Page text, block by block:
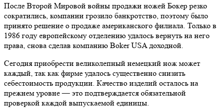
После Второй Мировой войны продажи ножей Бокер резко
сократились, компании грозило банкротство, поэтому было
принято решение о продаже американского филиала. Только в
1986 году европейскому отделению удалось вернуть на него
права, снова сделав компанию Boker USA доходной.
Сегодня приобрести великолепный немецкий нож может
каждый, так как фирме удалось существенно снизить
себестоимость продукции. Качество изделий осталось на
прежнем уровне — это подтверждается обязательной
проверкой каждой выпускаемой единицы.